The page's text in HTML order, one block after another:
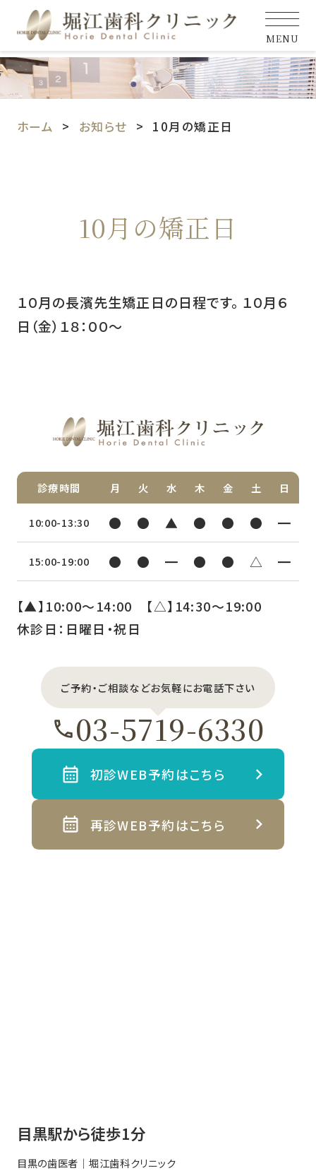
MENU
ホーム お知らせ 10月の矯正日
10月の矯正日
１０月の長濱先生矯正日の日程です。 １０月６
日（金）１８：００～
診療時間 月 火 水 木 金 土 日
10:00-13:30 ● ● ▲ ● ● ● ━
15:00-19:00 ● ● ━ ● ● △ ━
【▲】10:00〜14:00 【△】14:30〜19:00
休診日：日曜日・祝日
ご予約・ご相談などお気軽にお電話下さい
03-5719-6330
初診WEB予約はこちら
再診WEB予約はこちら
目黒駅から徒歩1分
目黒の歯医者｜堀江歯科クリニック